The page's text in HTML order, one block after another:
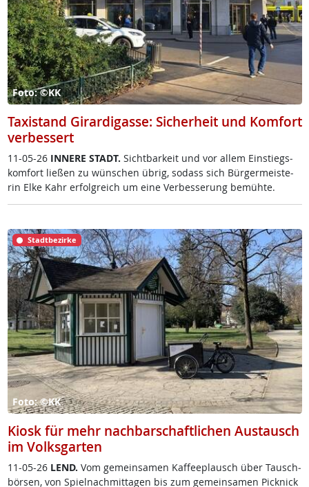
Foto: ©KK
Taxistand Girardigasse: Sicherheit und Komfort
verbessert
11-05-26 IN­NE­RE STADT. Sicht­bar­keit und vor al­lem Ein­s­tiegs­
kom­fort lie­ßen zu wün­schen üb­rig, so­dass sich Bür­ger­meis­te­
rin El­ke Kahr er­folg­reich um ei­ne Ver­bes­se­rung be­müh­te.
Stadtbezirke
Foto: ©KK
Kiosk für mehr nachbarschaftlichen Austausch
im Volksgarten
11-05-26 LEND. Vom ge­mein­sa­men Kaf­fee­plausch über Tausch­
bör­sen, von Spiel­nach­mit­ta­gen bis zum ge­mein­sa­men Pick­nick